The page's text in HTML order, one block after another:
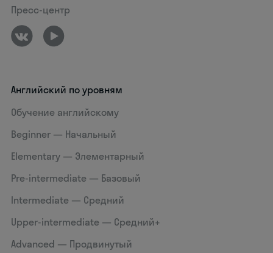
Пресс-центр
Английский по уровням
Обучение английскому
Beginner — Начальный
Elementary — Элементарный
Pre-intermediate — Базовый
Intermediate — Средний
Upper-intermediate — Средний+
Advanced — Продвинутый